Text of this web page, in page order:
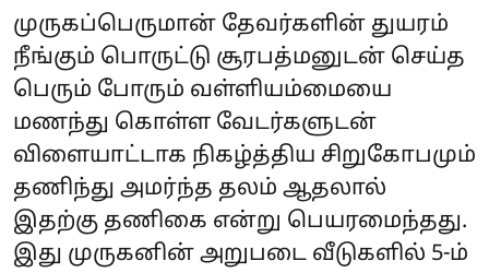
முருகப்பெருமான் தேவர்களின் துயரம்
நீங்கும் பொருட்டு சூரபத்மனுடன் செய்த
பெரும் போரும் வள்ளியம்மையை
மணந்து கொள்ள வேடர்களுடன்
விளையாட்டாக நிகழ்த்திய சிறுகோபமும்
தணிந்து அமர்ந்த தலம் ஆதலால்
இதற்கு தணிகை என்று பெயரமைந்தது.
இது முருகனின் அறுபடை வீடுகளில் 5-ம்